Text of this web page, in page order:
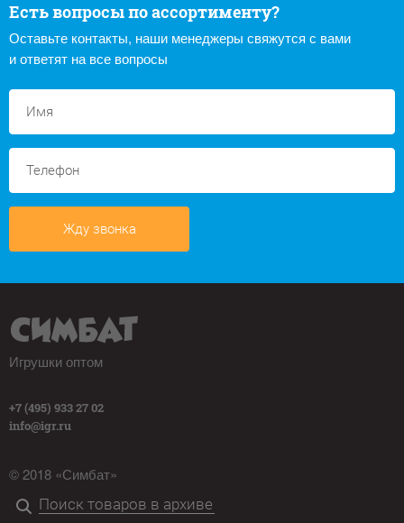
Есть вопросы по ассортименту?
Оставьте контакты, наши менеджеры свяжутся с вами
и ответят на все вопросы
Жду звонка
Игрушки оптом
+7 (495) 933 27 02
info@igr.ru
© 2018 «Симбат»